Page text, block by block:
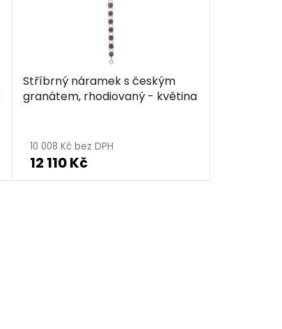
Stříbrný náramek s českým
granátem, rhodiovaný - květina
10 008 Kč bez DPH
12 110 Kč